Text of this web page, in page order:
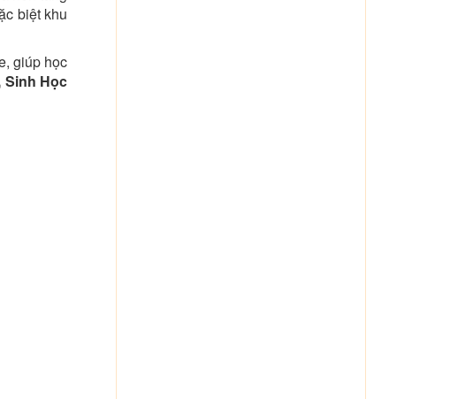
biệt khu
giúp học
Sinh Học